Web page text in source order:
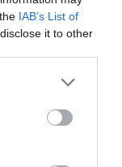
IAB’s List of
it to other
or more Google
may click to
party tags to
in below Google